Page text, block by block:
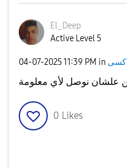
El_Deep
Active Level 5
‎04-07-202511:39 PM in
علشان نوصل لأي معلومة
0 Likes